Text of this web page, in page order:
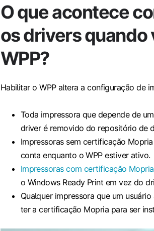
O que acontece
os drivers quando
WPP?
Habilitar o WPP altera a configuração de
Toda impressora que depende de
driver é removido do repositório de
Impressoras sem certificação
conta enquanto o WPP estiver ativo.
Impressoras com certificação Mopria
o Windows Ready Print em vez do
Qualquer impressora que um
ter a certificação Mopria para ser